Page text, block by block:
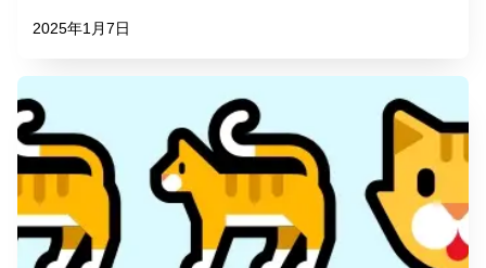
2025年1月7日